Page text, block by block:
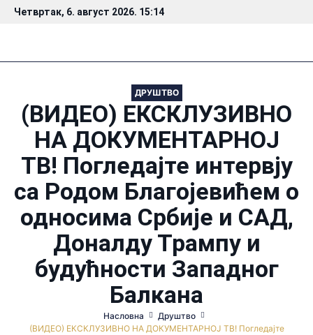
Четвртак, 6. август 2026. 15:14
ДРУШТВО
(ВИДЕО) ЕКСКЛУЗИВНО
НА ДОКУМЕНТАРНОЈ
ТВ! Погледајте интервју
са Родом Благојевићем о
односима Србије и САД,
Доналду Трампу и
будућности Западног
Балкана
Насловна
Друштво
(ВИДЕО) ЕКСКЛУЗИВНО НА ДОКУМЕНТАРНОЈ ТВ! Погледајте